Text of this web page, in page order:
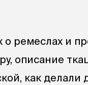
о ремеслах и
описание
как делали